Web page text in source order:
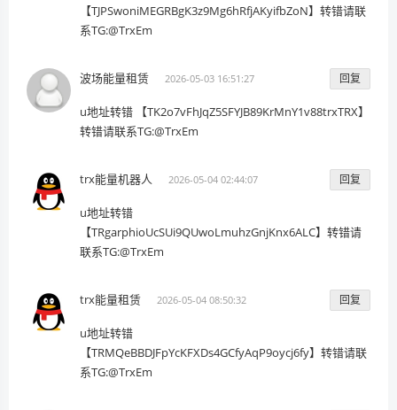
【TJPSwoniMEGRBgK3z9Mg6hRfjAKyifbZoN】转错请联
系TG:@TrxEm
波场能量租赁 2026-05-03 16:51:27 回复
u地址转错 【TK2o7vFhJqZ5SFYJB89KrMnY1v88trxTRX】
转错请联系TG:@TrxEm
trx能量机器人 2026-05-04 02:44:07 回复
u地址转错
【TRgarphioUcSUi9QUwoLmuhzGnjKnx6ALC】转错请
联系TG:@TrxEm
trx能量租赁 2026-05-04 08:50:32 回复
u地址转错
【TRMQeBBDJFpYcKFXDs4GCfyAqP9oycj6fy】转错请联
系TG:@TrxEm